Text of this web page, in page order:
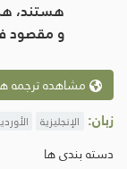
هستند،
و مقصود
مشاهده ترجمه
زبان: الإنجليزية
دسته بندی ها